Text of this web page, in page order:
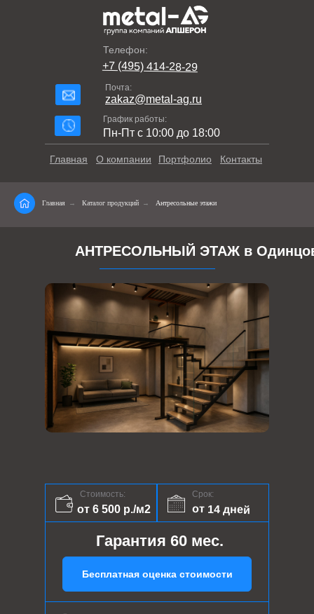
Телефон:
+7 (495) 414-28-29
Почта:
zakaz@metal-ag.ru
График работы:
Пн-Пт с 10:00 до 18:00
Контакты
Портфолио
О компании
Главная
Главная → Каталог продукций → Антресольные этажи
АНТРЕСОЛЬНЫЙ ЭТАЖ в
Срок:
от 14 дней
Стоимость:
от 6 500 р./м2
Гарантия 60 мес.
Бесплатная оценка стоимости